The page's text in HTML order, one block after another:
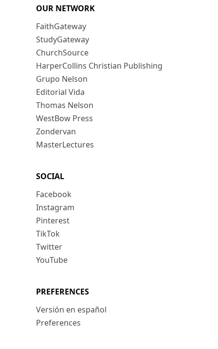
OUR NETWORK
FaithGateway
StudyGateway
ChurchSource
HarperCollins Christian Publishing
Grupo Nelson
Editorial Vida
Thomas Nelson
WestBow Press
Zondervan
MasterLectures
SOCIAL
Facebook
Instagram
Pinterest
TikTok
Twitter
YouTube
PREFERENCES
Versión en español
Preferences